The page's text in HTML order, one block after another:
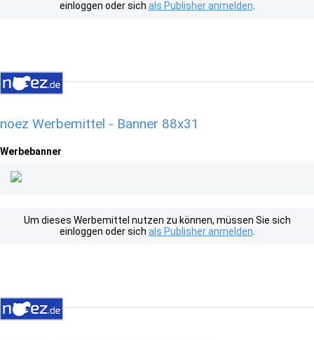
einloggen oder sich als Publisher anmelden
noez Werbemittel - Banner 88x31
Werbebanner
Um dieses Werbemittel nutzen zu können, müssen Sie sich
einloggen oder sich als Publisher anmelden